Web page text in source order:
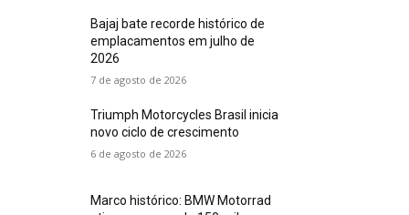
Bajaj bate recorde histórico de
emplacamentos em julho de
2026
7 de agosto de 2026
Triumph Motorcycles Brasil inicia
novo ciclo de crescimento
6 de agosto de 2026
Marco histórico: BMW Motorrad